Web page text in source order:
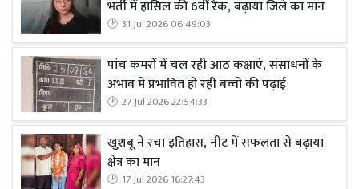
भर्ती में हासिल की 6वीं रैंक, बढ़ाया जिले का मान
31 Jul 2026 06:49:03
पांच कमरों में चल रही आठ कक्षाएं, संसाधनों के
अभाव में प्रभावित हो रही बच्चों की पढ़ाई
27 Jul 2026 22:54:33
खुशबू ने रचा इतिहास, नीट में सफलता से बढ़ाया
क्षेत्र का मान
17 Jul 2026 16:27:43